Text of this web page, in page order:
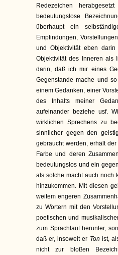
Redezeichen
bedeutungslose
überhaupt ein
Empfindungen,
und Objektivität eben
Objektivität des Inneren als
darin, daß ich mir eines
Gegenstande mache und
einem Gedanken, einer
des Inhalts meiner
aufeinander beziehe usf.
wirklichen Sprechens zu
sinnlicher gegen den
gebraucht werden, erhält
Farbe und deren
bedeutungslos und ein
als solche macht auch noch
hinzukommen. Mit diesen
weitem engeren
zu Wörtern mit den
poetischen und
zum Sprachlaut herunter,
daß er, insoweit er Ton ist,
nicht zur bloßen